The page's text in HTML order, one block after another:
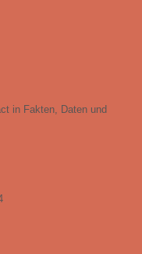
in Fakten, Daten und